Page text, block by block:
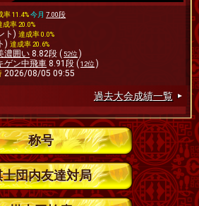
率 11.4%今月7.00段
成率 20.0%
ト)達成率 0.0%
)達成率 20.6%
濃囲い 8.82段 (52位 )
ゲン中飛車 8.91段 (12位 )
2026/08/05 09:55
過去大会成績一覧
称号
士団内友達対局